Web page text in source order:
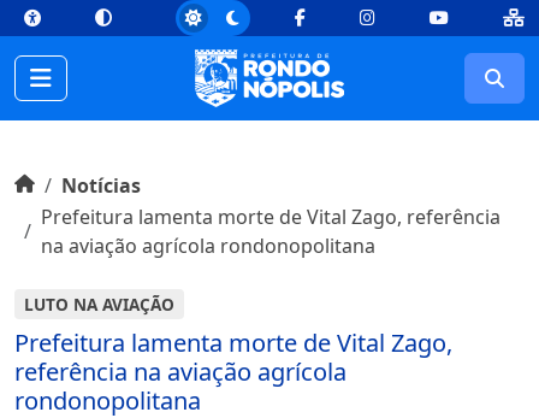
topConteúdo [1] Menu Principal [2] Busca [3] Rodapé [4]
FacebookInstagramYoutube
Início do conteúdo
InícioNotícias
Prefeitura lamenta morte de Vital Zago, referência
na aviação agrícola rondonopolitana
LUTO NA AVIAÇÃO
Prefeitura lamenta morte de Vital Zago,
referência na aviação agrícola
rondonopolitana